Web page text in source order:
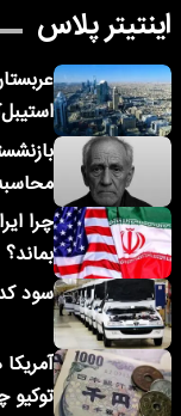
اینتیتر پلاس
چرا
بماند؟
سود